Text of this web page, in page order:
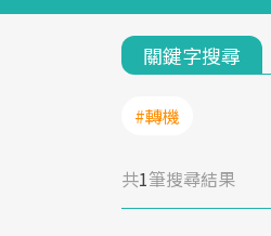
關鍵字搜尋
#轉機
共1筆搜尋結果